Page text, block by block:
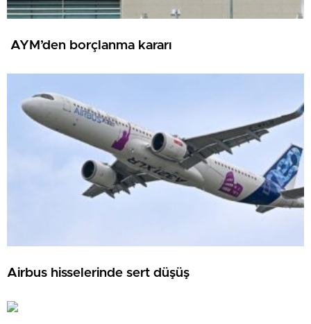
AYM’den borçlanma kararı
Airbus hisselerinde sert düşüş